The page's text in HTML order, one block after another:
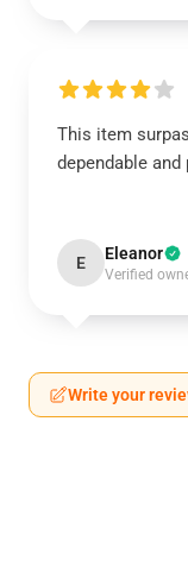
This item
dependable
E Eleanor
Verified
Write your